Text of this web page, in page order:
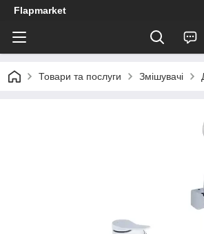
Flapmarket
Товари та послуги Змішувачі